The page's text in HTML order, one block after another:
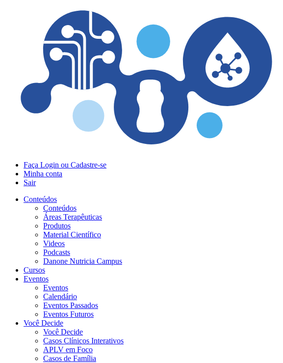
Faça Login ou Cadastre-se
Minha conta
Sair
Conteúdos
Conteúdos
Áreas Terapêuticas
Produtos
Material Científico
Videos
Podcasts
Danone Nutricia Campus
Cursos
Eventos
Eventos
Calendário
Eventos Passados
Eventos Futuros
Você Decide
Você Decide
Casos Clínicos Interativos
APLV em Foco
Casos de Família